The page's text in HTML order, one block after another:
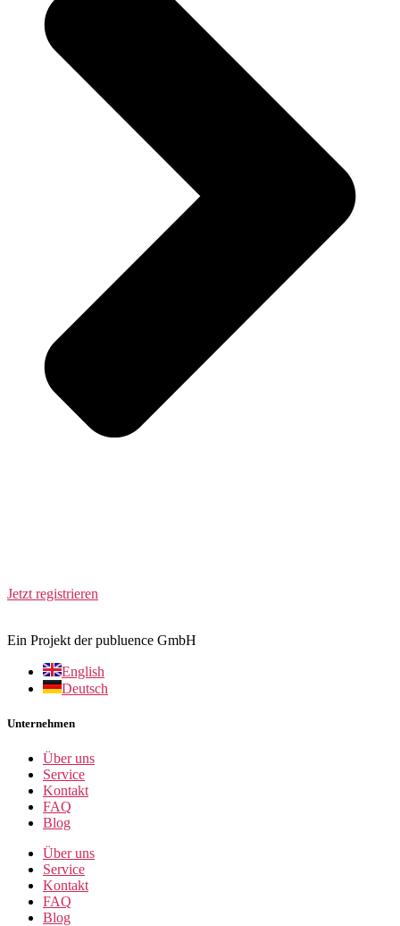
Jetzt registrieren
Ein Projekt der publuence GmbH
English
Deutsch
Unternehmen
Über uns
Service
Kontakt
FAQ
Blog
Über uns
Service
Kontakt
FAQ
Blog